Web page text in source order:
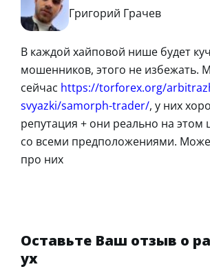
Григорий Грачев
В каждой хайповой нише будет
мошенников, этого не избежать.
сейчас https://torforex.org/
svyazki/samorph-trader/, у них
репутация + они реально на этом
со всеми предположениями.
про них
Оставьте Ваш отзыв о
yx